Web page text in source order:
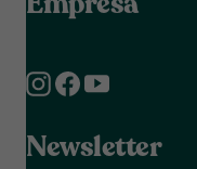
Newsletter